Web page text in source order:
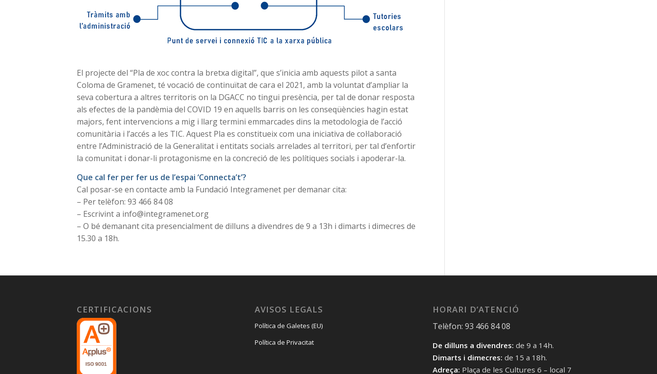
El projecte del “Pla de xoc contra la bretxa digital”, que s’inicia amb aquests pilot a santa
Coloma de Gramenet, té vocació de continuïtat de cara el 2021, amb la voluntat d’ampliar la
seva cobertura a altres territoris on la DGACC no tingui presència, per tal de donar resposta
als efectes de la pandèmia del COVID 19 en aquells barris on les conseqüències hagin estat
majors, fent intervencions a mig i llarg termini emmarcades dins la metodologia de l’acció
comunitària i l’accés a les TIC. Aquest Pla es constitueix com una iniciativa de col·laboració
entre l’Administració de la Generalitat i entitats socials arrelades al territori, per tal d’enfortir
la comunitat i donar-li protagonisme en la concreció de les polítiques socials i apoderar-la.
Que cal fer per fer us de l’espai ‘Connecta’t’?
Cal posar-se en contacte amb la Fundació Integramenet per demanar cita:
– Per telèfon: 93 466 84 08
– Escrivint a info@integramenet.org
– O bé demanant cita presencialment de dilluns a divendres de 9 a 13h i dimarts i dimecres de
15.30 a 18h.
CERTIFICACIONS AVISOS LEGALS
Política de Galetes (EU)
Política de Privacitat
HORARI D’ATENCIÓ
Telèfon: 93 466 84 08
De dilluns a divendres: de 9 a 14h.
Dimarts i dimecres: de 15 a 18h.
Adreça: Plaça de les Cultures 6 – local 7